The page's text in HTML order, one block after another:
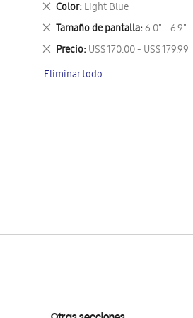
Color Light Blue
Eliminar
este
artículo
Tamaño de pantalla 6.0" - 6.9"
Eliminar
este
artículo
Precio US$ 170.00 - US$ 179.99
Eliminar
artículo
Eliminar todo